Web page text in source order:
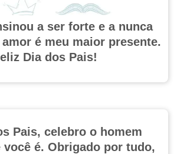
a ser forte e a nunca
é meu maior presente.
Dia dos Pais!
Pais, celebro o homem
é. Obrigado por tudo,